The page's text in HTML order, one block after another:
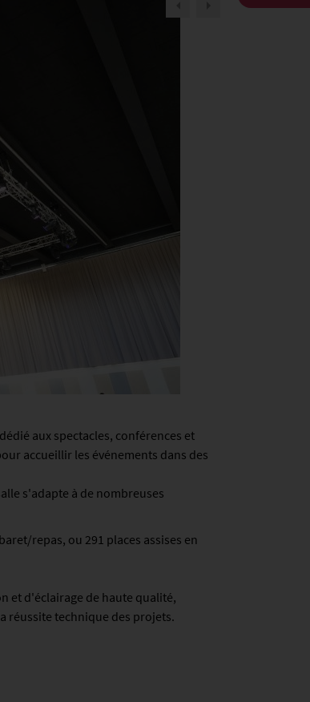
aux spectacles, conférences et
accueillir les événements dans des
s'adapte à de nombreuses
repas, ou 291 places assises en
et d'éclairage de haute qualité,
réussite technique des projets.